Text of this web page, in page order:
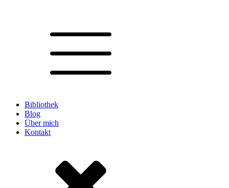
Bibliothek
Blog
Über mich
Kontakt